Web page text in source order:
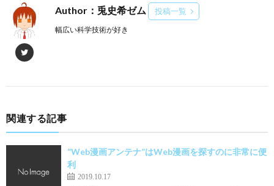
Author：兎史希ゼム 投稿一覧
幅広い科学技術が好き
関連する記事
“Web漫画アンテナ”はWeb漫画を探すのに非常に便
利
2019.10.17